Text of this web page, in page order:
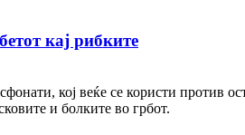
кај рибките
кој веќе се користи против
и болките во грбот.